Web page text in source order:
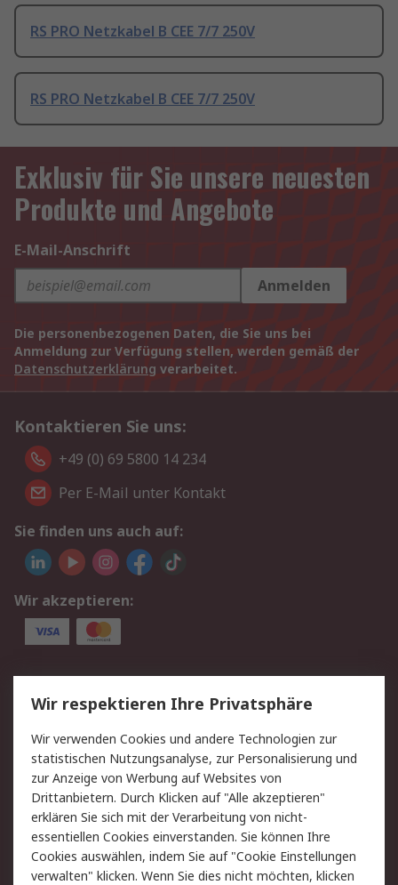
RS PRO Netzkabel B CEE 7/7 250V
RS PRO Netzkabel B CEE 7/7 250V
Exklusiv für Sie unsere neuesten
Produkte und Angebote
E-Mail-Anschrift
Anmelden
Die personenbezogenen Daten, die Sie uns bei
Anmeldung zur Verfügung stellen, werden gemäß der
Datenschutzerklärung verarbeitet.
Kontaktieren Sie uns:
+49 (0) 69 5800 14 234
Per E-Mail unter Kontakt
Sie finden uns auch auf:
Wir akzeptieren:
Service
Value Added Services
Lieferlösungen
Rücksendungen
Kontakt
Hilfe
Privatkunden
Rechtliches
AGB
Datenschutz
Cookie-Richtlinie
Zahlungsbedingungen
Wir respektieren Ihre Privatsphäre
Wir verwenden Cookies und andere Technologien zur
statistischen Nutzungsanalyse, zur Personalisierung und
zur Anzeige von Werbung auf Websites von
Drittanbietern. Durch Klicken auf "Alle akzeptieren"
erklären Sie sich mit der Verarbeitung von nicht-
essentiellen Cookies einverstanden. Sie können Ihre
Cookies auswählen, indem Sie auf "Cookie Einstellungen
verwalten" klicken. Wenn Sie dies nicht möchten, klicken